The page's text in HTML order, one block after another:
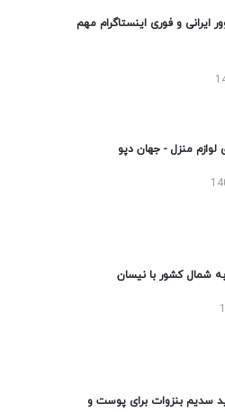
ایرانی و فوری اینستاگرام مهم
لوازم منزل - جهان دپو
شمال کشور با نیسان
سدیم بنزوات برای پوست و